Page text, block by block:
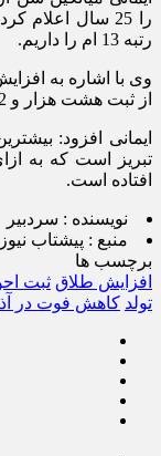
را 25 سال
رتبه 13 ام را داریم.
از ثبت هشت هزار و 182 مورد طلاق در آذربایجان شرقی خبر داد.
ایمانی افزود:
تبریز است که به
افتاده است.
نویسنده : سردبیر
منبع : پیشتاب نیوز
برچسب ها
افزایش طلاق ثبت
تولد کاهش فوت در